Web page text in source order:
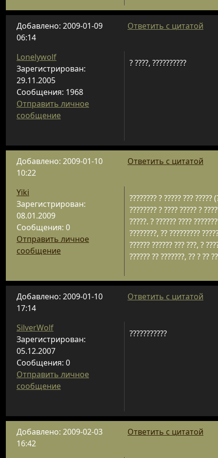
Добавлено: 2009-01-09
06:14
Ответить с цитатой
Lonelywolf
Зарегистрирован:
29.11.2005
Сообщения: 1968
Отправить личное
сообщение
? ????, ??????????
Добавлено: 2009-01-10
10:22
Ответить с цитатой
Yiki
Зарегистрирован:
08.01.2009
Сообщения: 0
Отправить личное
сообщение
???????? ? ????? ??? ?????
???????? ? ???? ????? ?
?????. ? ?????? ????
????????, ?? ?????????
?????? ?????? ??? ???, ?
?????? ?? ???????, ?? ? ??
Добавлено: 2009-01-10
17:14
Ответить с цитатой
SilverWolf
Зарегистрирован:
05.12.2007
Сообщения: 0
Отправить личное
сообщение
???????????
Добавлено: 2009-02-03
16:42
Ответить с цитатой